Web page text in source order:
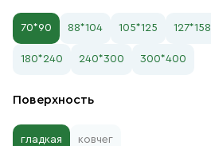
70*90 88*104 105*125 127*158
180*240 240*300 300*400
Поверхность
гладкая ковчег